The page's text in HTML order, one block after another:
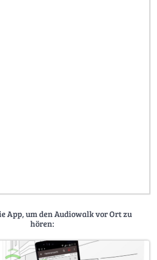
App, um den Audiowalk vor Ort zu
hören: